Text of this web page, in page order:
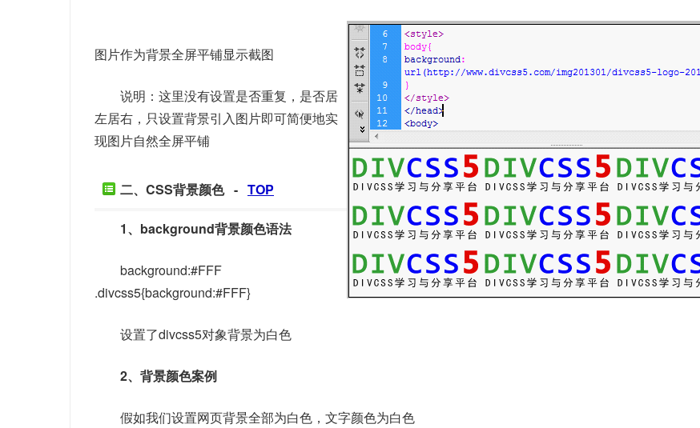
图片作为背景全屏平铺显示截图
说明：这里没有设置是否重复，是否居
左居右，只设置背景引入图片即可简便地实
现图片自然全屏平铺
二、CSS背景颜色 - TOP
1、background背景颜色语法
background:#FFF
.divcss5{background:#FFF}
设置了divcss5对象背景为白色
2、背景颜色案例
假如我们设置网页背景全部为白色，文字颜色为白色